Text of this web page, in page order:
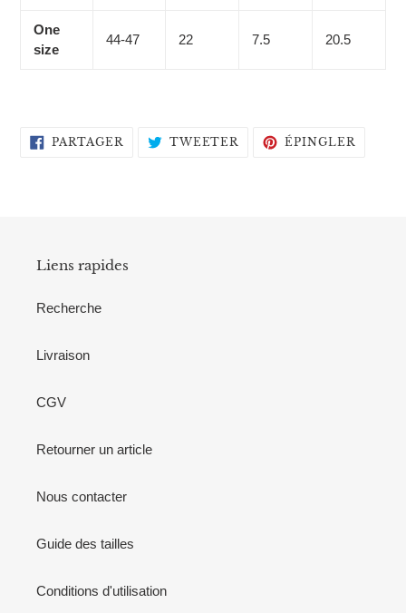
One
size
44-47 22 7.5 20.5
PARTAGER PARTAGER
SUR
TWEETER TWEETER
SUR
ÉPINGLER
SUR
Liens rapides
Recherche
Livraison
CGV
Retourner un article
Nous contacter
Guide des tailles
Conditions d'utilisation